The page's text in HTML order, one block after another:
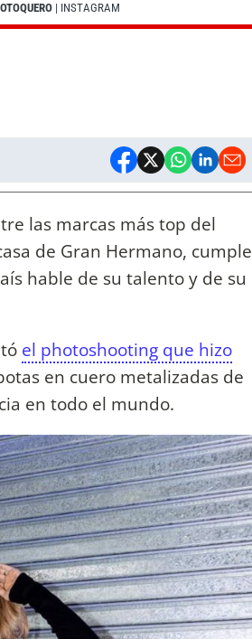
| INSTAGRAM
las marcas más top del
de Gran Hermano, cumple
hable de su talento y de su
el photoshooting que hizo
en cuero metalizadas de
en todo el mundo.